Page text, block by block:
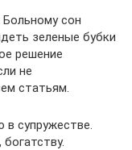
Больному сон
зеленые бубки
решение
не
статьям.
супружестве.